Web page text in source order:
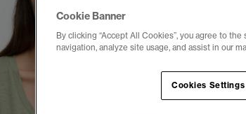
Cookie Banner
By clicking “Accept All Cookies”, you agree to
navigation, analyze site usage, and assist in our
Cookies Settings